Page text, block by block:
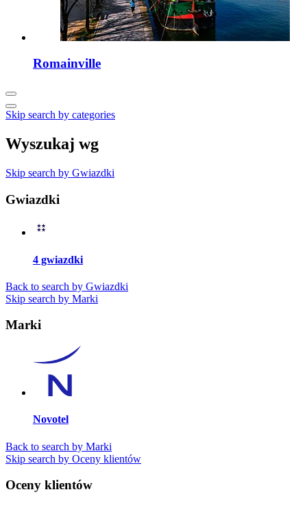
Romainville
Skip search by categories
Wyszukaj wg
Skip search by Gwiazdki
Gwiazdki
4 gwiazdki
Back to search by Gwiazdki
Skip search by Marki
Marki
Novotel
Back to search by Marki
Skip search by Oceny klientów
Oceny klientów